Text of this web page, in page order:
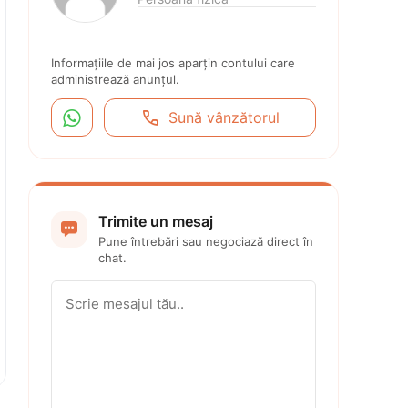
Informațiile de mai jos aparțin contului care
administrează anunțul.
  Sună vânzătorul
 Trimite un mesaj
Pune întrebări sau negociază direct în
chat.